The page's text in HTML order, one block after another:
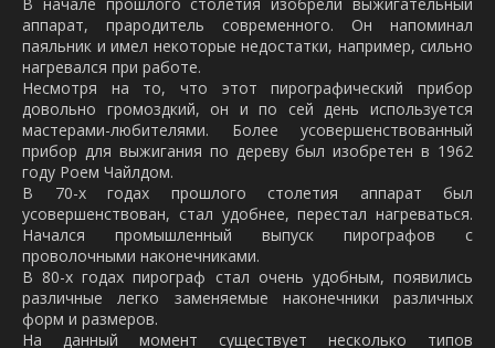
аппарат, прародитель современного. Он напоминал
паяльник и имел некоторые недостатки, например, сильно
нагревался при работе.
Несмотря на то, что этот пирографический прибор
довольно громоздкий, он и по сей день используется
мастерами-любителями. Более усовершенствованный
прибор для выжигания по дереву был изобретен в 1962
году Роем Чайлдом.
В 70-х годах прошлого столетия аппарат был
усовершенствован, стал удобнее, перестал нагреваться.
Начался промышленный выпуск пирографов с
проволочными наконечниками.
В 80-х годах пирограф стал очень удобным, появились
различные легко заменяемые наконечники различных
форм и размеров.
На данный момент существует несколько типов